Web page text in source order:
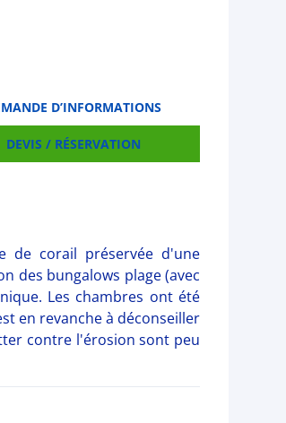
D’INFORMATIONS
DEVIS / RÉSERVATION
de corail préservée d'une
des bungalows plage (avec
Les chambres ont été
en revanche à déconseiller
contre l'érosion sont peu